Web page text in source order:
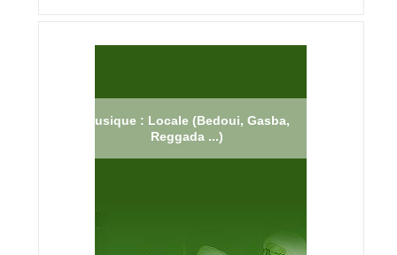
Musique : Locale (Bedoui, Gasba,
Reggada ...)